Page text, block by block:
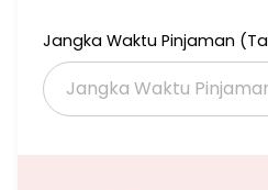
Jangka Waktu Pinjaman